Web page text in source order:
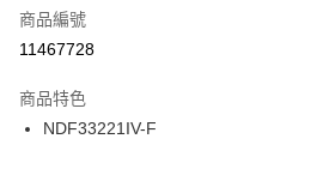
【「AFTEE先享後付」結帳流程】
１．於結帳方式選擇「AFTEE先享後付」後，
２．訂單成立數日內，您將收到繳費通知簡訊。
３．收到繳費通知簡訊後14天內，點擊此簡訊
ATM／網路銀行／等多元方式進行付款，方視為
宅配
每筆NT$100，滿NT$1,500(含以上)免運費
付款後門市自取
每筆NT$100，滿NT$1,500(含以上)免運費
商品編號
11467728
商品特色
NDF33221IV-F